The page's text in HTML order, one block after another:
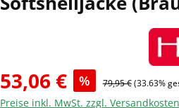
53,06 € % 79,95 €(33.63%
Preise inkl. MwSt. zzgl. Versandkosten